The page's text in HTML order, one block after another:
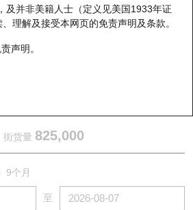
及并非美籍人士（定义见美国1933年证
理解及接受本网页的免责声明及条款。
声明。
0941 中国移动
街货量 825,000
9个月
至